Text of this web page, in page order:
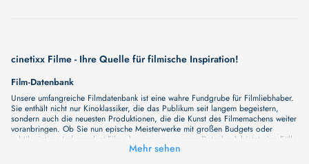
das Trio auf eine aufregende Mission, um Kubos Familie zu retten und das
Welt je gesehen hat – zu enträtseln. Mit der Hilfe seiner magischen Schamisen
– einer dreisaitigen Laute – stellt sich der Junge Göttern und Monstern
gleichermaßen, unter ihnen der Mond-König (Ralph Fiennes) und die bösartigen
Zwillingsschwestern (Rooney Mara).
cinetixx Filme - Ihre Quelle für filmische Inspiration!
Film-Datenbank
Unsere umfangreiche Filmdatenbank ist eine wahre Fundgrube für Filmliebhaber.
Sie enthält nicht nur Kinoklassiker, die das Publikum seit langem begeistern,
sondern auch die neuesten Produktionen, die die Kunst des Filmemachens weiter
voranbringen. Ob Sie nun epische Meisterwerke mit großen Budgets oder
subtile, intime Independent-Filme bevorzugen, unsere Datenbank bietet eine Fülle
von Inhalten, die Ihr Herz und Ihren Geist berühren werden. Beim Durchstöbern
Mehr sehen